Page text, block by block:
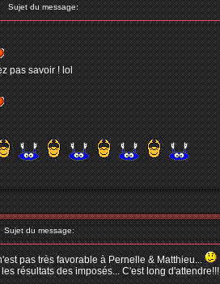
Sujet du message:
pas savoir ! lol
du message:
pas très favorable à Pernelle & Matthieu...
résultats des imposés... C'est long d'attendre!!!